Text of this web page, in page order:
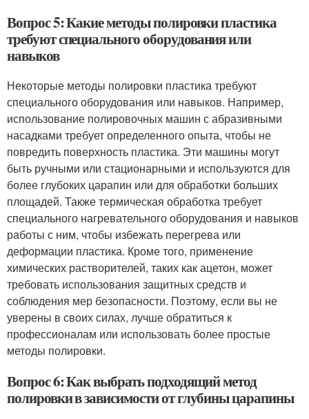
Вопрос 5: Какие методы полировки пластика
требуют специального оборудования или
навыков
Некоторые методы полировки пластика требуют
специального оборудования или навыков. Например,
использование полировочных машин с абразивными
насадками требует определенного опыта, чтобы не
повредить поверхность пластика. Эти машины могут
быть ручными или стационарными и используются для
более глубоких царапин или для обработки больших
площадей. Также термическая обработка требует
специального нагревательного оборудования и навыков
работы с ним, чтобы избежать перегрева или
деформации пластика. Кроме того, применение
химических растворителей, таких как ацетон, может
требовать использования защитных средств и
соблюдения мер безопасности. Поэтому, если вы не
уверены в своих силах, лучше обратиться к
профессионалам или использовать более простые
методы полировки.
Вопрос 6: Как выбрать подходящий метод
полировки в зависимости от глубины царапины